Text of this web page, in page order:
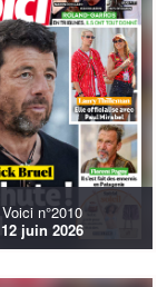
Voici n°2010
12 juin 2026